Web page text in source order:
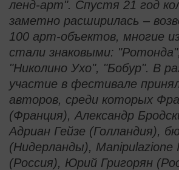
ленд-арт". Спустя 21 год
заметно расширилась –
100 арт-объектов, многие
стали знаковыми:
"Николино Ухо", "Бобур". В
участие в фестивале
авторов, среди которых
(Франция), Александр
Адриан Гейзе (Голландия),
(Нидерланды), Manipulazione
(Россия), Юрий Григорян